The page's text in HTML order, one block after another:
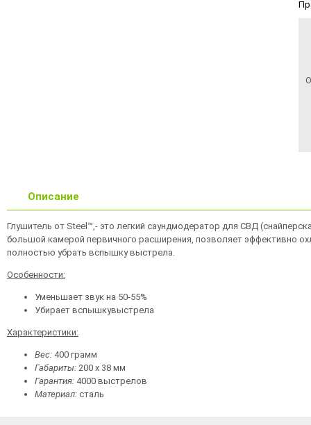
Описание
Глушитель от Steel™,- это легкий саундмодератор для СВД
большой камерой первичного расширения, позволяет эффективно
полностью убрать вспышку выстрела.
Особенности:
Уменьшает звук на 50-55%
Убирает вспышкувыстрела
Характеристики:
Вес: 400 грамм
Габариты: 200 х 38 мм
Гарантия: 4000 выстрелов
Материал: сталь